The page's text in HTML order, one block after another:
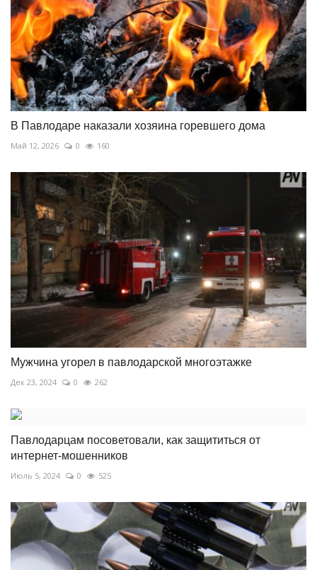
В Павлодаре наказали хозяина горевшего дома
Май 12, 2026 0 160
Мужчина угорел в павлодарской многоэтажке
Дек 23, 2024 0 262
Павлодарцам посоветовали, как защититься от
интернет-мошенников
Июль 5, 2024 0 525